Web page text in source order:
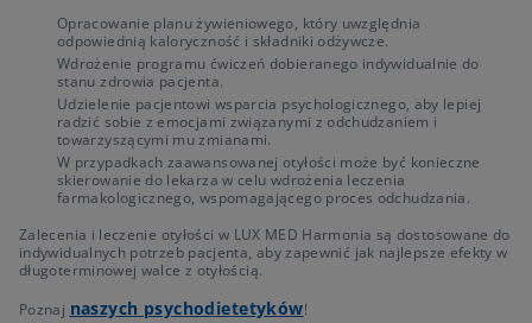
Opracowanie planu żywieniowego, który uwzględnia
odpowiednią kaloryczność i składniki odżywcze.
Wdrożenie programu ćwiczeń dobieranego indywidualnie do
stanu zdrowia pacjenta.
Udzielenie pacjentowi wsparcia psychologicznego, aby lepiej
radzić sobie z emocjami związanymi z odchudzaniem i
towarzyszącymi mu zmianami.
W przypadkach zaawansowanej otyłości może być konieczne
skierowanie do lekarza w celu wdrożenia leczenia
farmakologicznego, wspomagającego proces odchudzania.
Zalecenia i leczenie otyłości w LUX MED Harmonia są dostosowane do
indywidualnych potrzeb pacjenta, aby zapewnić jak najlepsze efekty w
długoterminowej walce z otyłością.
Poznaj naszych psychodietetyków!